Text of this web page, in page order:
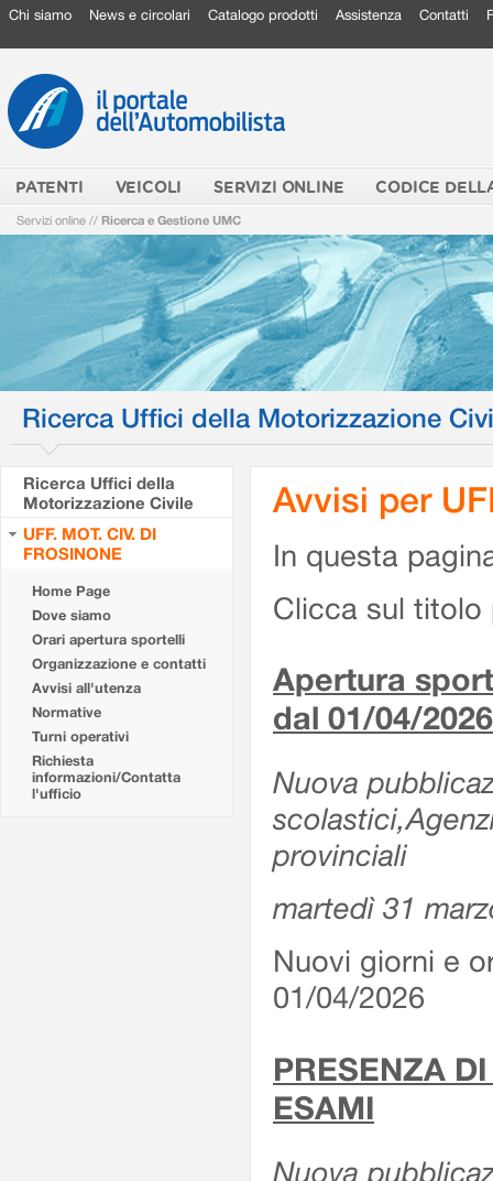
Chi siamo News e circolari Catalogo prodotti Assistenza Contatti
PATENTI VEICOLI SERVIZI ONLINE CODICE
Servizi online // Ricerca e Gestione UMC
Ricerca Uffici della Motorizzazione
Ricerca Uffici della
Motorizzazione Civile
UFF. MOT. CIV. DI
FROSINONE
Home Page
Dove siamo
Orari apertura sportelli
Organizzazione e contatti
Avvisi all'utenza
Normative
Turni operativi
Richiesta
informazioni/Contatta
l'ufficio
Avvisi per
In questa
Clicca sul titolo
Apertura
dal 01/04/2026
Nuova
provinciali
martedì 31
Nuovi giorni e
01/04/2026
PRESENZA
ESAMI
Nuova